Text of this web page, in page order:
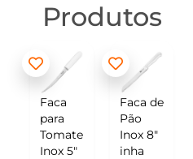
Produtos
Faca
para
Tomate
Inox 5″
Faca de
Pão
Inox 8″
inha